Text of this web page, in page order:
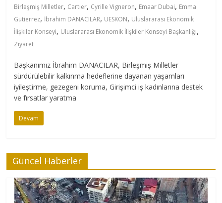
Birleşmiş Milletler, Cartier, Cyrille Vigneron, Emaar Dubai, Emma
Gutierrez, İbrahim DANACILAR, UESKON, Uluslararası Ekonomik
İlişkiler Konseyi, Uluslararası Ekonomik İlişkiler Konseyi Başkanlığı,
Ziyaret
Başkanımız İbrahim DANACILAR, Birleşmiş Milletler
sürdürülebilir kalkınma hedeflerine dayanan yaşamları
iyileştirme, gezegeni koruma, Girişimci iş kadınlarına destek
ve fırsatlar yaratma
Devam
Güncel Haberler